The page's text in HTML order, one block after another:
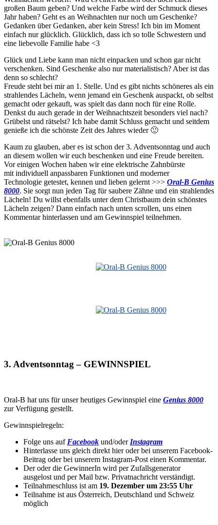
großen Baum geben? Und welche Farbe wird der Schmuck dieses
Jahr haben? Geht es an Weihnachten nur noch um Geschenke?
Gedanken über Gedanken, aber kein Stress! Ich bin im Moment
einfach nur glücklich. Glücklich, dass ich so tolle Schwestern und
eine liebevolle Familie habe <3
Glück und Liebe kann man nicht einpacken und schon gar nicht
verschenken. Sind Geschenke also nur materialistisch? Aber ist das
denn so schlecht?
Freude steht bei mir an 1. Stelle. Und es gibt nichts schöneres als ein
strahlendes Lächeln, wenn jemand ein Geschenk auspackt, ob selbst
gemacht oder gekauft, was spielt das dann noch für eine Rolle.
Denkst du auch gerade in der Weihnachtszeit besonders viel nach?
Grübelst und rätselst? Ich habe damit Schluss gemacht und seitdem
genieße ich die schönste Zeit des Jahres wieder 🙂
Kaum zu glauben, aber es ist schon der 3. Adventsonntag und auch
an diesem wollen wir euch beschenken und eine Freude bereiten.
Vor einigen Wochen haben wir eine elektrische Zahnbürste
mit individuell anpassbaren Funktionen und moderner
Technologie getestet, kennen und lieben gelernt >>> Oral-B Genius
8000. Sie sorgt nun jeden Tag für saubere Zähne und ein strahlendes
Lächeln! Du willst ebenfalls unter dem Christbaum dein schönstes
Lächeln zeigen? Dann einfach nach unten scrollen, uns einen
Kommentar hinterlassen und am Gewinnspiel teilnehmen.
3. Adventsonntag – GEWINNSPIEL
Oral-B hat uns für unser heutiges Gewinnspiel eine Genius 8000
zur Verfügung gestellt.
Gewinnspielregeln:
Folge uns auf Facebook und/oder Instagram
Hinterlasse uns gleich direkt hier oder bei unserem Facebook-
Beitrag oder bei unserem Instagram-Post einen Kommentar.
Der oder die GewinnerIn wird per Zufallsgenerator
ausgelost und per Mail bzw. Privatnachricht verständigt.
Teilnahmeschluss ist am 19. Dezember um 23:55 Uhr
Teilnahme ist aus Österreich, Deutschland und Schweiz
möglich